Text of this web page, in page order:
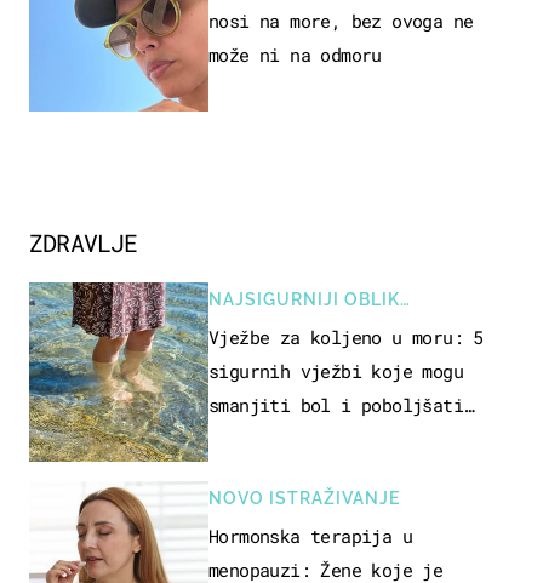
nosi na more, bez ovoga ne
može ni na odmoru
ZDRAVLJE
NAJSIGURNIJI OBLIK
REKREACIJE
Vježbe za koljeno u moru: 5
sigurnih vježbi koje mogu
smanjiti bol i poboljšati
NOVO ISTRAŽIVANJE
Hormonska terapija u
menopauzi: Žene koje je